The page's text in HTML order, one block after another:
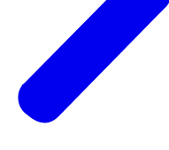
Meer weten? Check de
woondiscriminatie